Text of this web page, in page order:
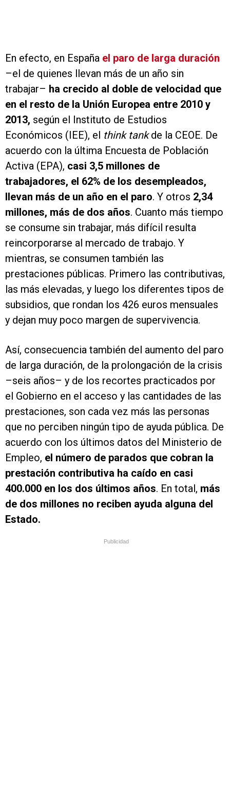
En efecto, en España el paro de larga duración
–el de quienes llevan más de un año sin
trabajar– ha crecido al doble de velocidad que
en el resto de la Unión Europea entre 2010 y
2013, según el Instituto de Estudios
Económicos (IEE), el think tankde la CEOE. De
acuerdo con la última Encuesta de Población
Activa (EPA), casi 3,5 millones de
trabajadores, el 62% de los desempleados,
llevan más de un año en el paro. Y otros 2,34
millones, más de dos años. Cuanto más tiempo
se consume sin trabajar, más difícil resulta
reincorporarse al mercado de trabajo. Y
mientras, se consumen también las
prestaciones públicas. Primero las contributivas,
las más elevadas, y luego los diferentes tipos de
subsidios, que rondan los 426 euros mensuales
y dejan muy poco margen de supervivencia.
Así, consecuencia también del aumento del paro
de larga duración, de la prolongación de la crisis
–seis años– y de los recortes practicados por
el Gobierno en el acceso y las cantidades de las
prestaciones, son cada vez más las personas
que no perciben ningún tipo de ayuda pública. De
acuerdo con los últimos datos del Ministerio de
Empleo, el número de parados que cobran la
prestación contributiva ha caído en casi
400.000 en los dos últimos años. En total, más
de dos millones no reciben ayuda alguna del
Estado.
Publicidad